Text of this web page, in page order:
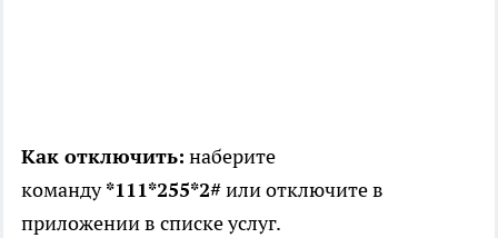
Как отключить: наберите
команду*111*255*2#или отключите в
приложении в списке услуг.